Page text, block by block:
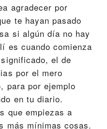
agradecer por
te hayan pasado
si algún día no hay
es cuando comienza
el de
por el mero
para por ejemplo
en tu diario.
que empiezas a
más mínimas cosas.